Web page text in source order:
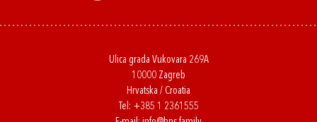
Ulica grada Vukovara 269A
10000 Zagreb
Hrvatska / Croatia
Tel: +385 1 2361555